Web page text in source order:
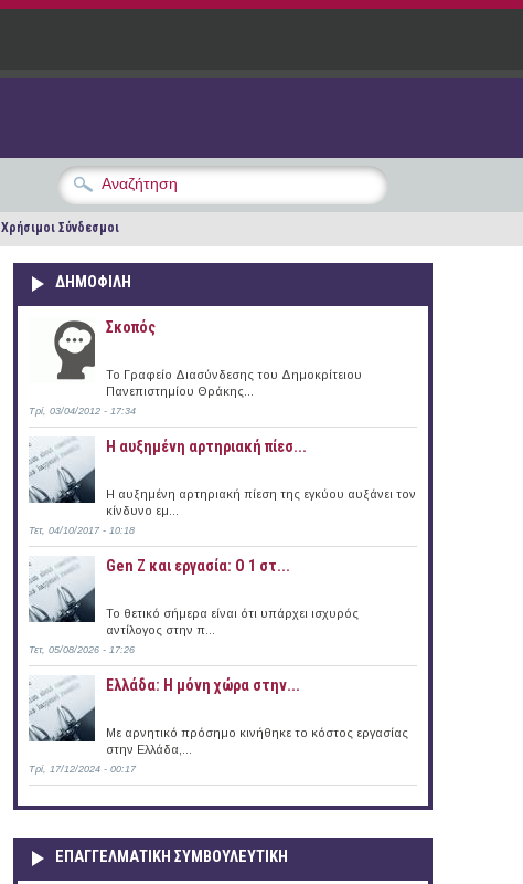
Χρήσιμοι Σύνδεσμοι
ΔΗΜΟΦΙΛΗ
Σκοπός
Το Γραφείο Διασύνδεσης του Δημοκρίτειου
Πανεπιστημίου Θράκης...
Τρί, 03/04/2012 - 17:34
Η αυξημένη αρτηριακή πίεσ...
Η αυξημένη αρτηριακή πίεση της εγκύου αυξάνει τον
κίνδυνο εμ...
Τετ, 04/10/2017 - 10:18
Gen Z και εργασία: Ο 1 στ...
Το θετικό σήμερα είναι ότι υπάρχει ισχυρός
αντίλογος στην π...
Τετ, 05/08/2026 - 17:26
Ελλάδα: Η μόνη χώρα στην...
Με αρνητικό πρόσημο κινήθηκε το κόστος εργασίας
στην Ελλάδα,...
Τρί, 17/12/2024 - 00:17
ΕΠΑΓΓΕΛΜΑΤΙΚΉ ΣΥΜΒΟΥΛΕΥΤΙΚΉ